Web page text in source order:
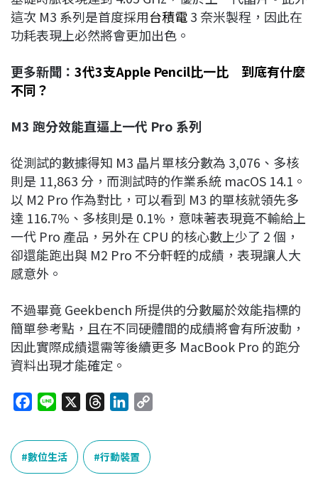
這次 M3 系列是首度採用台積電3 奈米製程，因此在
功耗表現上必然將會更加出色。
更多新聞： 3代3支Apple Pencil比一比 到底有什麼
不同？
M3 跑分效能直逼上一代 Pro 系列
從測試的數據得知 M3 晶片單核分數為 3,076、多核
則是 11,863 分，而測試時的作業系統 macOS 14.1。
以 M2 Pro 作為對比，可以看到 M3 的單核就領先多
達 116.7%、多核則是 0.1%，意味著表現竟不輸給上
一代 Pro 產品，另外在 CPU 的核心數上少了 2 個，
卻還能跑出與 M2 Pro 不分軒輊的成績，表現讓人大
感意外。
不過畢竟 Geekbench 所提供的分數屬於效能指標的
簡單參考點，且在不同硬體間的成績將會有所波動，
因此實際成績還需等後續更多 MacBook Pro 的跑分
資料出現才能確定。
c
e
b
n
e
r
e
a
n
k
e
數位生活 行動裝置